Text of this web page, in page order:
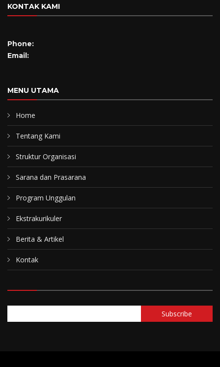
KONTAK KAMI
Phone:
Email:
MENU UTAMA
Home
Tentang Kami
Struktur Organisasi
Sarana dan Prasarana
Program Unggulan
Ekstrakurikuler
Berita & Artikel
Kontak